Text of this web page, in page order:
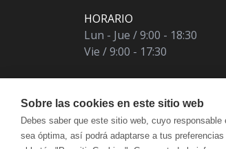
HORARIO
Lun - Jue / 9:00 - 18:30
Vie / 9:00 - 17:30
Sobre las cookies en este sitio web
Debes saber que este sitio web, cuyo
sea óptima, así podrá adaptarse a tus